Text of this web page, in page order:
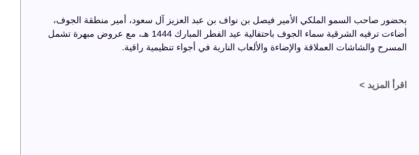
بحضور صاحب السمو الملكي الأمير فيصل بن نواف بن عبد العزيز آل سعود، أمير منطقة الجوف،
أضاءت ترفيه الشرقية سماء الجوف باحتفالية عيد الفطر المبارك 1444 هـ، مع عروض مبهرة تشمل
المسرح والشاشات العملاقة والإضاءة والألعاب النارية في أجواء تنظيمية راقية.
اقرأ المزيد >